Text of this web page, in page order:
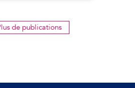
de publications